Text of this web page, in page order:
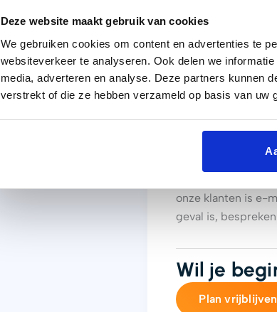
Deze website maakt gebruik van cookies
We gebruiken cookies om content en advertenties te
websiteverkeer te analyseren. Ook delen we
media, adverteren en analyse. Deze partners kunnen
verstrekt of die ze hebben verzameld op basis van uw
Waarom
Wij geloven dat
direct jouw
doel; met e-mail
Daarnaast zijn e-
Hoe kan
Dat is een vraag,
bedrijf uniek is,
onze klanten is e-
geval is,
Wil je
Plan